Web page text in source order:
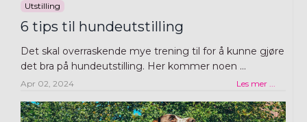
Utstilling
6 tips til hundeutstilling
Det skal overraskende mye trening til for å kunne gjøre
det bra på hundeutstilling. Her kommer noen ...
Apr 02, 2024 Les mer ...